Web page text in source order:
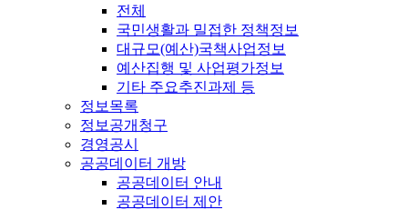
전체
국민생활과 밀접한 정책정보
대규모(예산)국책사업정보
예산집행 및 사업평가정보
기타 주요추진과제 등
정보목록
정보공개청구
경영공시
공공데이터 개방
공공데이터 안내
공공데이터 제안